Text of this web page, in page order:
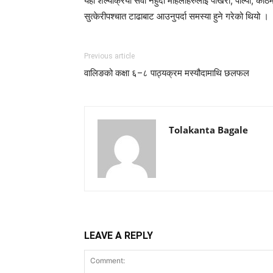
सुत्केरीपश्चात टाढाबाट आउनुपर्दा समस्या हुने गरेको थियो ।
Previous article
वालिङको कक्षा ६–८ पाठ्यक्रम मस्यौदामाथि छलफल
Tolakanta Bagale
LEAVE A REPLY